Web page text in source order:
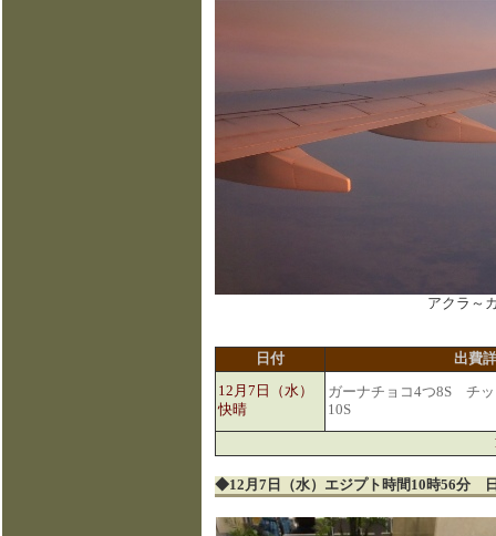
アクラ～
日付 出費
12月7日（水）
快晴
ガーナチョコ4つ8S チ
10S
◆12月7日（水）エジプト時間10時56分